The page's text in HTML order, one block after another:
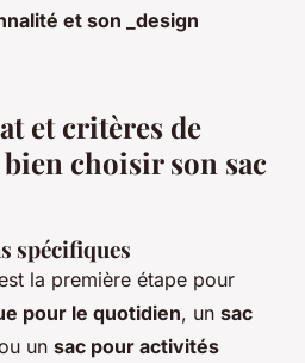
et son _design
et critères de
choisir son sac
spécifiques
la première étape pour
pour le quotidien, un sac
un sac pour activités